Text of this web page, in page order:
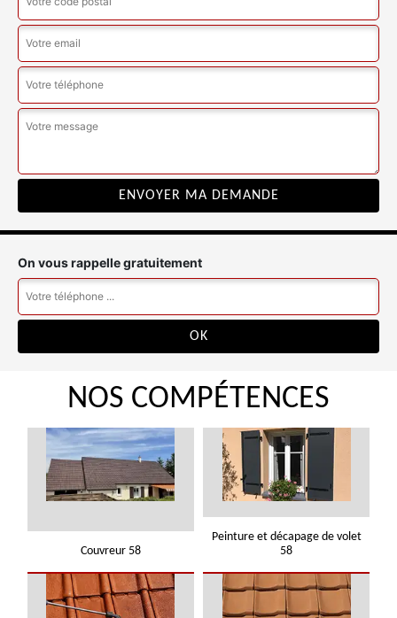
On vous rappelle gratuitement
NOS COMPÉTENCES
Couvreur 58
Peinture et décapage de volet
58